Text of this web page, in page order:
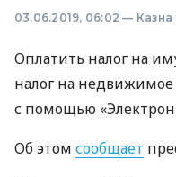
03.06.2019, 06:02 —
Оплатить налог на
налог на
с помощью
Об этом сообщает